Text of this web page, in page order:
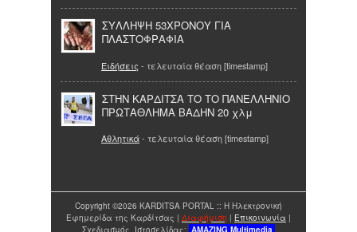
ΣΥΛΛΗΨΗ 53ΧΡΟΝΟΥ ΓΙΑ
ΠΛΑΣΤΟΦΡΑΦΙΑ
Ειδήσεις - τελευταία θέαση [timestamp]
ΣΤΗΝ ΚΑΡΔΙΤΣΑ ΤΟ ΤΟ ΠΑΝΕΛΛΗΝΙΟ
ΠΡΩΤΑΘΛΗΜΑ ΒΑΔΗΝ 20 χλμ
Αθλητικά- τελευταία θέαση [timestamp]
Copyright ©2026 KARDITSA PORTAL :: Η Ηλεκτρονική
Εφημερίδα της Καρδίτσας | Διαφήμιση | Επικοινωνία |